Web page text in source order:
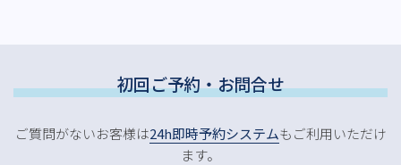
初回ご予約・お問合せ
ご質問がないお客様は24h即時予約システムもご利用いただけ
ます。